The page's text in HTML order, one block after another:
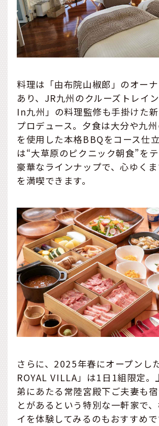
料理は「由布院山椒郎」のオー
あり、JR九州のクルーズトレイ
In九州」の料理監修も手掛けた
プロデュース。夕食は大分や九
を使用した本格BBQをコース仕
は“大草原のピクニック朝食”を
豪華なラインナップで、心ゆく
を満喫できます。
さらに、2025年春にオープンし
ROYAL VILLA」は1日1組限定。
弟にあたる常陸宮殿下ご夫妻も
とがあるという特別な一軒家で
イを体験してみるのもおすすめで